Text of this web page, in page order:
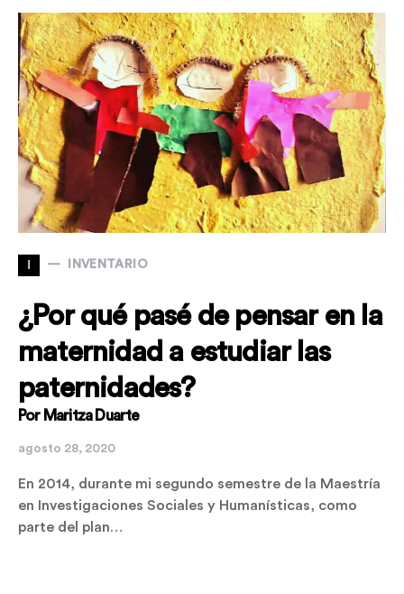
I INVENTARIO
¿Por qué pasé de pensar en la
maternidad a estudiar las
paternidades?
Por Maritza Duarte
agosto 28, 2020
En 2014, durante mi segundo semestre de la Maestría
en Investigaciones Sociales y Humanísticas, como
parte del plan…